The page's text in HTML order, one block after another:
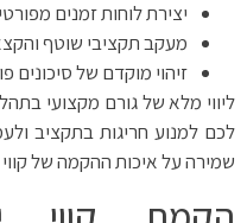
יצירת לוחות זמנים
מעקב תקציבי שוטף
זיהוי מוקדם של סיכונים
ליווי מלא של גורם מקצועי
לכם למנוע חריגות בתקציב
שמירה על איכות ההקמה של קווי